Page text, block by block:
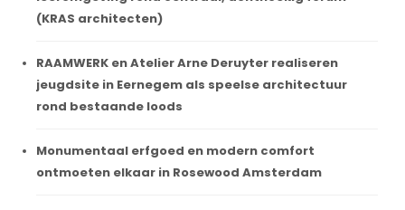
(KRAS architecten)
RAAMWERK en Atelier Arne Deruyter realiseren
jeugdsite in Eernegem als speelse architectuur
rond bestaande loods
Monumentaal erfgoed en modern comfort
ontmoeten elkaar in Rosewood Amsterdam